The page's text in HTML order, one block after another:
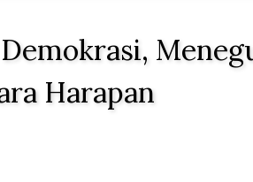
Harapan